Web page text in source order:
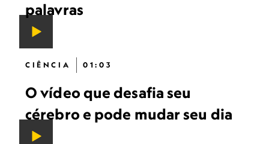
palavras
CIÊNCIA 01:03
O vídeo que desafia seu
cérebro e pode mudar seu dia